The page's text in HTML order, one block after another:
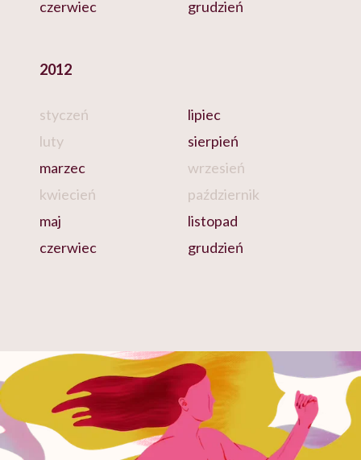
czerwiec
grudzień
2012
styczeń
luty
marzec
kwiecień
maj
czerwiec
lipiec
sierpień
wrzesień
październik
listopad
grudzień